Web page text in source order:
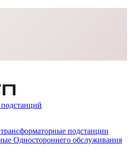
подстанции
Одностороннего обслуживания